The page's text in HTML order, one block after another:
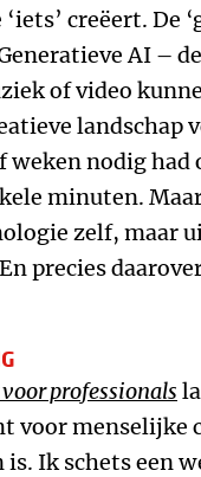
‘iets’ creëert.
AI –
of video
landschap
weken nodig
minuten.
zelf, maar
precies
professionals
voor menselijke
Ik schets een